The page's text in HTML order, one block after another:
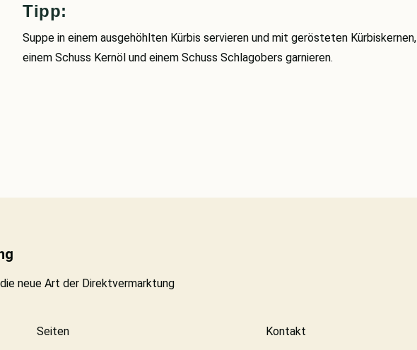
Tipp:
Suppe in einem ausgehöhlten Kürbis servieren und mit gerösteten Kürbiskernen,
einem Schuss Kernöl und einem Schuss Schlagobers garnieren.
neue Art der Direktvermarktung
Seiten Kontakt